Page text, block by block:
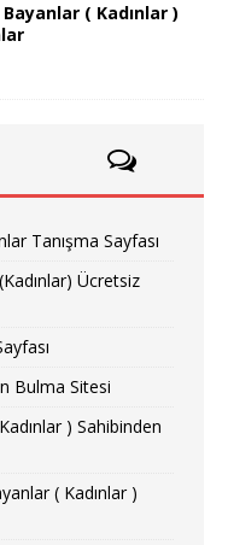
( Kadınlar )
Tanışma Sayfası
Ücretsiz
Bulma Sitesi
) Sahibinden
( Kadınlar )